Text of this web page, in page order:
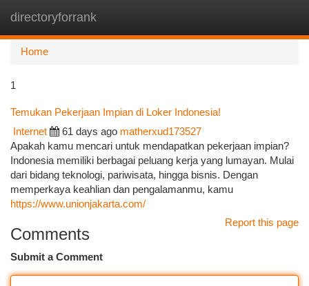
directoryforrank
Home
1
Temukan Pekerjaan Impian di Loker Indonesia!
Internet 61 days ago matherxud173527
Apakah kamu mencari untuk mendapatkan pekerjaan impian?
Indonesia memiliki berbagai peluang kerja yang lumayan. Mulai
dari bidang teknologi, pariwisata, hingga bisnis. Dengan
memperkaya keahlian dan pengalamanmu, kamu
https://www.unionjakarta.com/
Report this page
Comments
Submit a Comment